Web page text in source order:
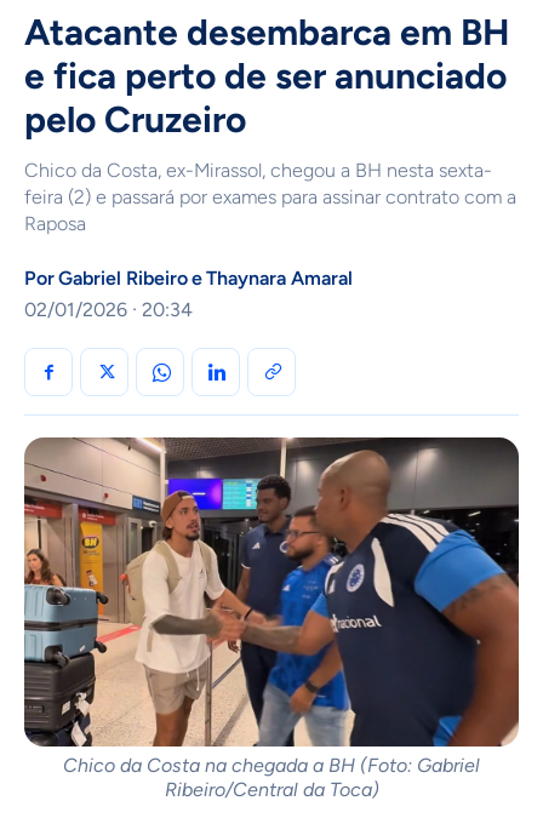
Atacante desembarca em BH
e fica perto de ser anunciado
pelo Cruzeiro
Chico da Costa, ex-Mirassol, chegou a BH nesta sexta-
feira (2) e passará por exames para assinar contrato com a
Raposa
PorGabriel RibeiroeThaynara Amaral
02/01/2026 · 20:34
Chico da Costa na chegada a BH (Foto: Gabriel
Ribeiro/Central da Toca)